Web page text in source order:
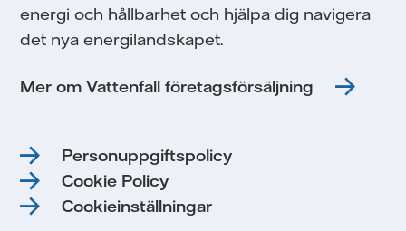
energi och hållbarhet och hjälpa dig navigera
det nya energilandskapet.
Mer om Vattenfall företagsförsäljning
Personuppgiftspolicy
Cookie Policy
Cookieinställningar